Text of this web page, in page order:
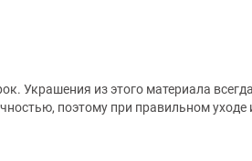
Украшения из этого материала
поэтому при правильном уходе